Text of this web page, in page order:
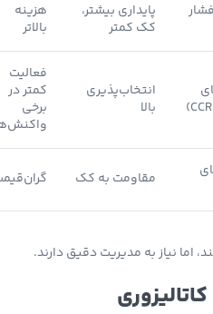
پایداری بیشتر،
کک کمتر
هزینه
بالاتر
انتخاب‌پذیری
بالا
فعالیت
کمتر در
برخی
مقاومت به کک
اما نیاز به مدیریت دقیق دارند.